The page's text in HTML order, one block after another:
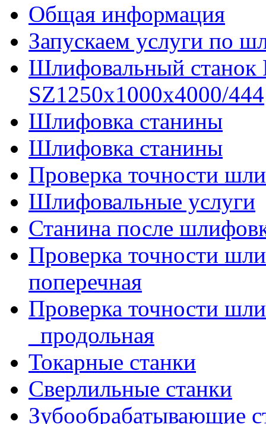
Общая информация
Запускаем услуги по
Шлифовальный
SZ1250x1000x4000/444
Шлифовка станины
Шлифовка станины
Проверка точности
Шлифовальные услуги
Станина после
Проверка точности
поперечная
Проверка точности
_продольная
Токарные станки
Сверлильные станки
Зубообрабатывающие